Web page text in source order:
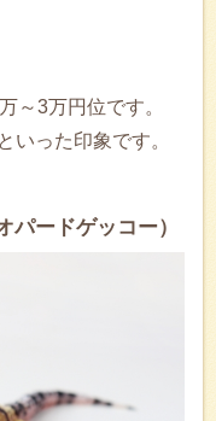
～3万円位です。
いった印象です。
ードゲッコー）